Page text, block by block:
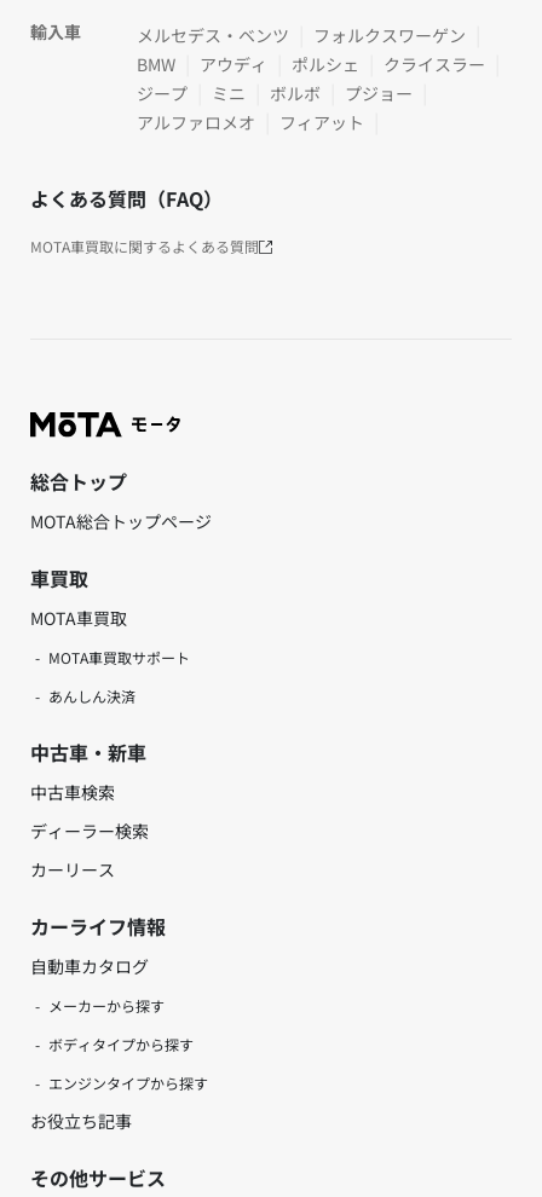
輸入車 メルセデス・ベンツ
フォルクスワーゲン
BMW
アウディ ポルシェ
クライスラー
ジープ
ミニ ボルボ
プジョー
アルファロメオ
フィアット
よくある質問（FAQ）
MOTA車買取に関するよくある質問
総合トップ
MOTA総合トップページ
車買取
MOTA車買取
MOTA車買取サポート
あんしん決済
中古車・新車
中古車検索
ディーラー検索
カーリース
カーライフ情報
自動車カタログ
メーカーから探す
ボディタイプから探す
エンジンタイプから探す
お役立ち記事
その他サービス